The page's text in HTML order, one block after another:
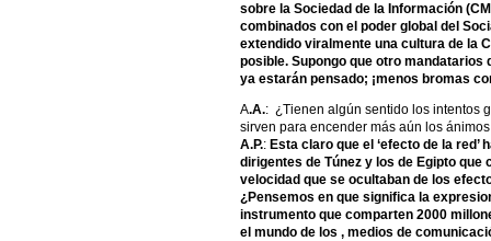
sobre la Sociedad de la Información
combinados con el poder global del
extendido viralmente una cultura de la
posible. Supongo que otro
ya estarán pensado; ¡menos bromas
A.A.: ¿Tienen algún sentido los intentos
sirven para encender más aún los
A.P.: Esta claro que el ‘efecto de la
dirigentes de Túnez y los de Egipto
velocidad que se ocultaban de los
¿Pensemos en que significa la
instrumento que comparten 2000
el mundo de los , medios de